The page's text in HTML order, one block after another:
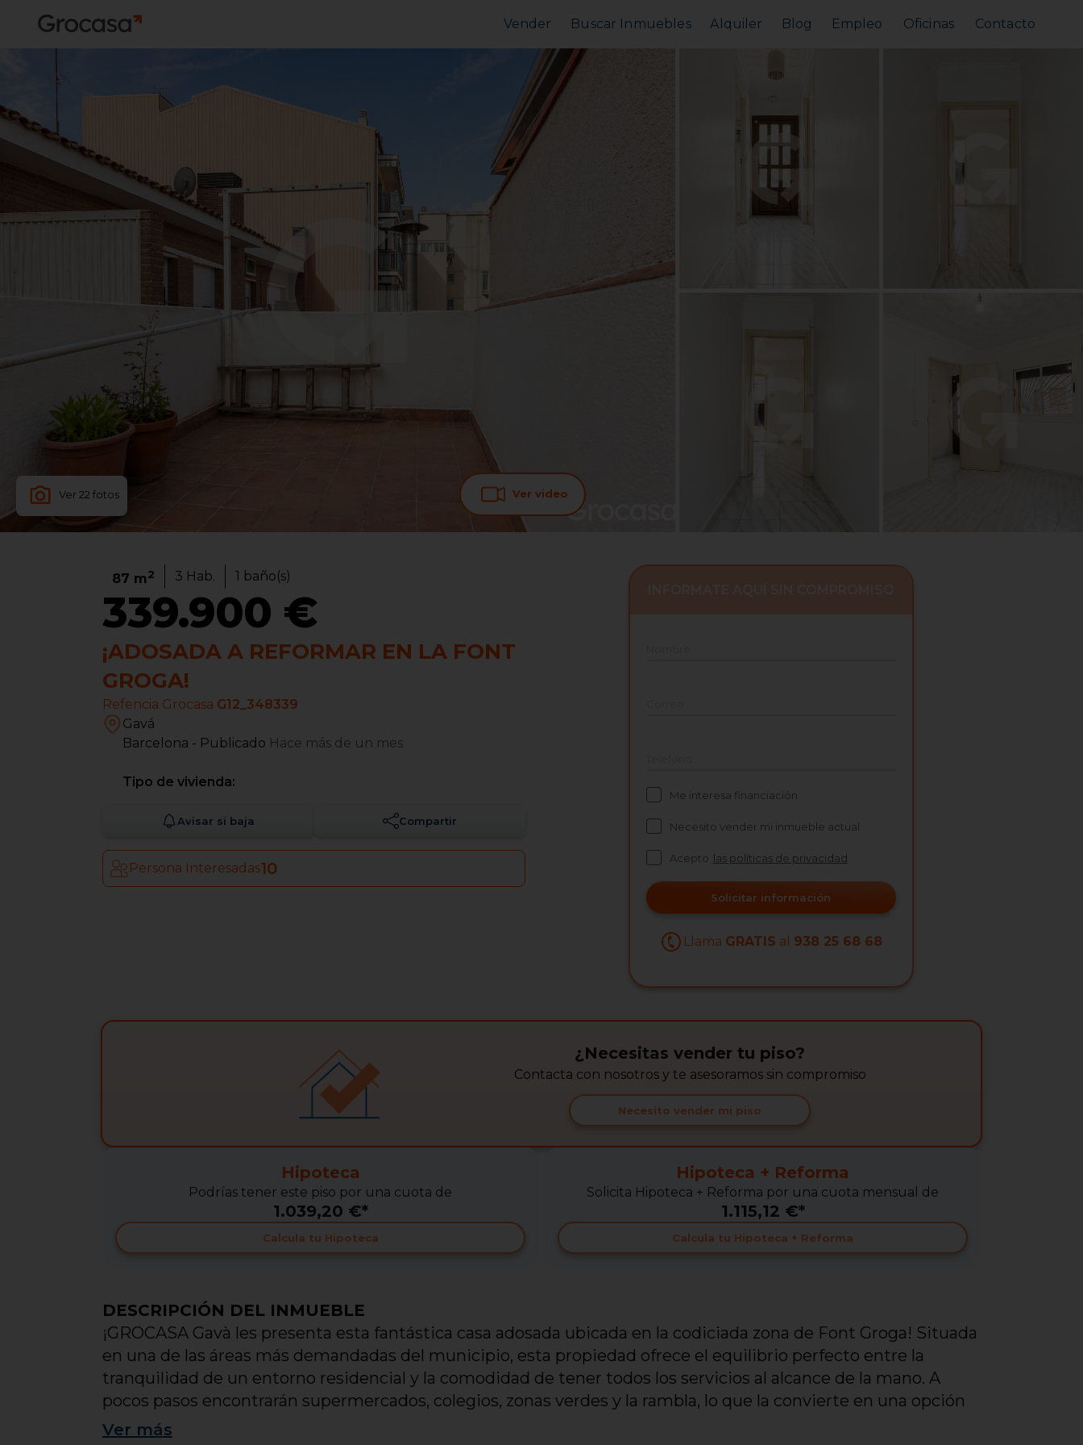
Vender
Vender Piso
Valorar Inmueble
MarketPlace
Buscar Inmuebles
Comprar Piso
Alquiler Blog Empleo Oficinas Contacto
Ver video
Ver 22 fotos
87 m2 3 Hab. 1 baño(s)
339.900 €
¡ADOSADA A REFORMAR EN LA FONT
GROGA!
Refencia Grocasa G12_348339
Gavá
Barcelona - Publicado Hace más de un mes
Tipo de vivienda:
Avisar si baja Compartir
Persona Interesadas10
Me interesa financiación
Necesito vender mi inmueble actual
Acepto las políticas de privacidad
Solicitar información
Llama GRATIS al 938 25 68 68
¿Necesitas vender tu piso?
Contacta con nosotros y te asesoramos sin compromiso
Necesito vender mi piso
Hipoteca
Podrías tener este piso por una cuota de
1.039,20 €*
Calcula tu Hipoteca
Hipoteca + Reforma
Solicita Hipoteca + Reforma por una cuota mensual de
1.115,12 €*
Calcula tu Hipoteca + Reforma
DESCRIPCIÓN DEL INMUEBLE
¡GROCASA Gavà les presenta esta fantástica casa adosada ubicada en la codiciada zona de Font Groga! Situada
en una de las áreas más demandadas del municipio, esta propiedad ofrece el equilibrio perfecto entre la
tranquilidad de un entorno residencial y la comodidad de tener todos los servicios al alcance de la mano. A
pocos pasos encontrarán supermercados, colegios, zonas verdes y la rambla, lo que la convierte en una opción
ideal tanto para familias como para quienes buscan calidad de vida sin renunciar a la cercanía urbana.
Ver más